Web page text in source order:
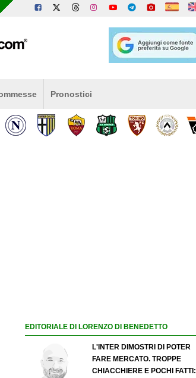
Pronostici
EDITORIALE DI LORENZO DI BENEDETTO
L'INTER DIMOSTRI DI POTER
FARE MERCATO. TROPPE
CHIACCHIERE E POCHI FATTI: